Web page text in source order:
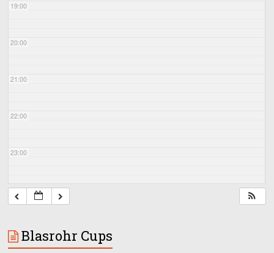
19:00
20:00
21:00
22:00
23:00
Blasrohr Cups